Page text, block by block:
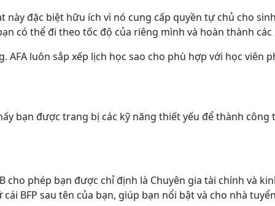
đặc biệt hữu ích vì nó cung cấp quyền tự chủ cho
có thể đi theo tốc độ của riêng mình và hoàn thành
AFA luôn sắp xếp lịch học sao cho phù hợp với học
được trang bị các kỹ năng thiết yếu để thành
phép bạn được chỉ định là Chuyên gia tài chính và
BFP sau tên của bạn, giúp bạn nổi bật và cho nhà